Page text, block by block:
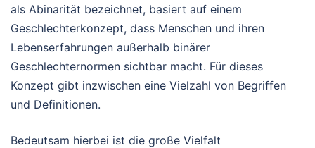
als Abinarität bezeichnet, basiert auf einem
Geschlechterkonzept, dass Menschen und ihren
Lebenserfahrungen außerhalb binärer
Geschlechternormen sichtbar macht. Für dieses
Konzept gibt inzwischen eine Vielzahl von Begriffen
und Definitionen.
Bedeutsam hierbei ist die große Vielfalt